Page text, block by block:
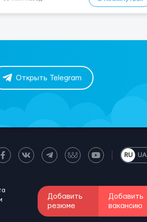
Открыть Telegram
RU UA
Добавить
резюме
Добавить
вакансию